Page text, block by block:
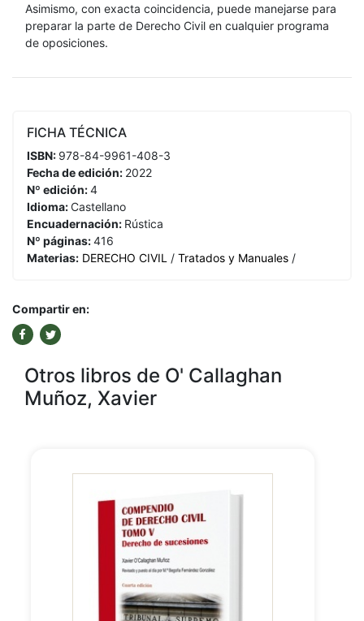
Asimismo, con exacta coincidencia, puede manejarse para
preparar la parte de Derecho Civil en cualquier programa
de oposiciones.
FICHA TÉCNICA
ISBN: 978-84-9961-408-3
Fecha de edición: 2022
Nº edición:4
Idioma:Castellano
Encuadernación: Rústica
Nº páginas:416
Materias: DERECHO CIVIL / Tratados y Manuales /
Compartir en:
Otros libros de O' Callaghan
Muñoz, Xavier